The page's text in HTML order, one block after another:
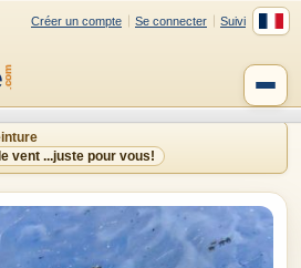
Créer un compte Se connecter Suivi
vent ...juste pour vous!